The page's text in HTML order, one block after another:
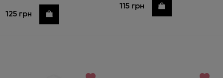
125 грн Купити
115 грн Купити